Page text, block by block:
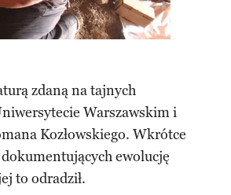
zdaną na tajnych
Warszawskim i
Kozłowskiego. Wkrótce
ewolucję
to odradził.